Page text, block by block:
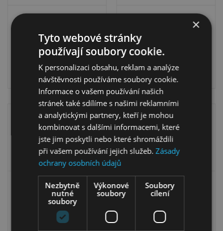
senzorem 2-L-BC-1-
0150-01
1 200,00 Kč 1 099,00Kč
2× LED klips na
skleněnou polici 3-L-
BC-2-0070-03
399,00Kč
2× LED bod do
skleněné police 3-L-
BC-2-0000-01
2× LED bod do
skleněné police 3-L-
BN-2-0000-01
×
Tyto webové stránky
používají soubory cookie.
K personalizaci obsahu, reklam a analýze
návštěvnosti používáme soubory cookie.
Informace o vašem používání našich
stránek také sdílíme s našimi reklamními
a analytickými partnery, kteří je mohou
kombinovat s dalšími informacemi, které
jste jim poskytli nebo které shromáždili
při vašem používání jejich služeb.Zásady
ochrany osobních údajů
Nezbytně
nutné
soubory
Výkonové
soubory
Soubory
cílení